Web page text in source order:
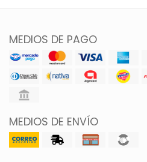
MEDIOS DE PAGO
MEDIOS DE ENVÍO